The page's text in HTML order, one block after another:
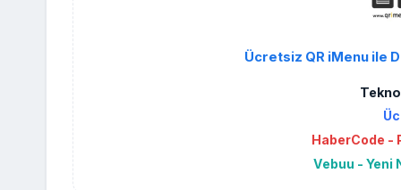
Ücretsiz QR iMenu ile
HaberCode -
Vebuu - Yeni